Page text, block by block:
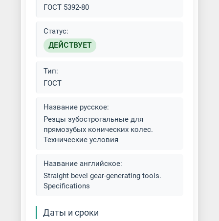
ГОСТ 5392-80
Статус:
ДЕЙСТВУЕТ
Тип:
ГОСТ
Название русское:
Резцы зубострогальные для
прямозубых конических колес.
Технические условия
Название английское:
Straight bevel gear-generating tools.
Specifications
Даты и сроки